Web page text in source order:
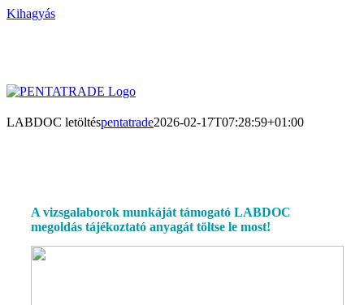
Kihagyás
LABDOC letöltéspentatrade2026-02-17T07:28:59+01:00
A vizsgalaborok munkáját támogató LABDOC
megoldás tájékoztató anyagát töltse le most!